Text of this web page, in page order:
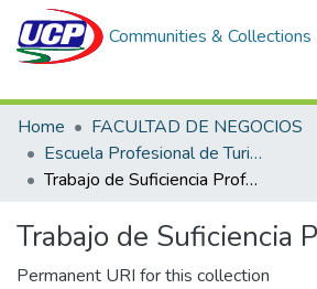
Communities & Collections
Home
FACULTAD DE NEGOCIOS
Escuela Profesional de Turismo y Hotelería
Trabajo de Suficiencia Profesional
Trabajo de Suficiencia
Permanent URI for this collection